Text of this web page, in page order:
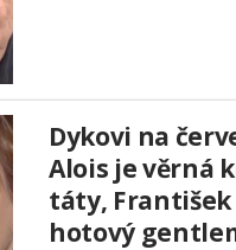
Dykovi na
Alois je věrná
táty, František
hotový